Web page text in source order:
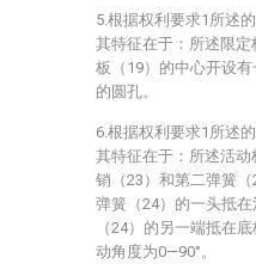
5.根据权利要求1所述
其特征在于：所述限
板（19）的中心开设
的圆孔。
6.根据权利要求1所述
其特征在于：所述活
销（23）和第二弹簧
弹簧（24）的一头抵
（24）的另一端抵在
动角度为0—90°。